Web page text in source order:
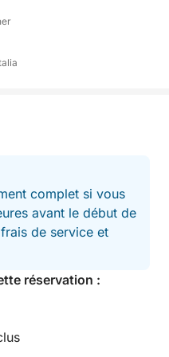
dessus de l'ancre
caché de la région, et
cette baie paisible.
suivis de pâtisseries
vous sur le
en direction du port
à couper le souffle
journée parfaite
complet si vous
avant le début de
de service et
réservation :